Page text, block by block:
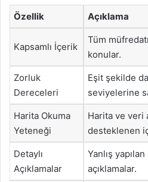
Özellik Açıklama
Kapsamlı İçerik
Tüm
konular.
Zorluk
Dereceleri
Eşit şekilde
seviyelerine
Harita Okuma
Yeteneği
Harita ve veri
desteklenen
Detaylı
Açıklamalar
Yanlış
açıklamalar.